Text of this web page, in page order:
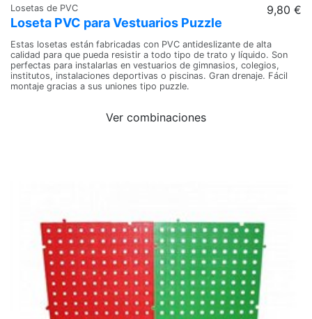
Losetas de PVC
Loseta PVC para Vestuarios Puzzle
9,80 €
Estas losetas están fabricadas con PVC antideslizante de alta
calidad para que pueda resistir a todo tipo de trato y líquido. Son
perfectas para instalarlas en vestuarios de gimnasios, colegios,
institutos, instalaciones deportivas o piscinas. Gran drenaje. Fácil
montaje gracias a sus uniones tipo puzzle.
Ver combinaciones